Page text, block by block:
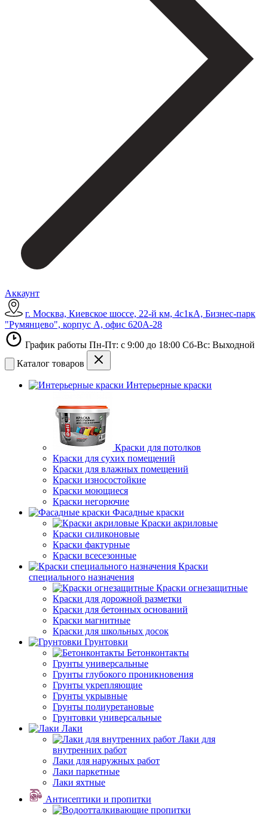
Аккаунт
г. Москва, Киевское шоссе, 22-й км, 4с1кА, Бизнес-парк
"Румянцево", корпус А, офис 620А-28
График работы Пн-Пт: с 9:00 до 18:00 Сб-Вс: Выходной
Каталог товаров
Интерьерные краски
Краски для потолков
Краски для сухих помещений
Краски для влажных помещений
Краски износостойкие
Краски моющиеся
Краски негорючие
Фасадные краски
Краски акриловые
Краски силиконовые
Краски фактурные
Краски всесезонные
Краски
специального назначения
Краски огнезащитные
Краски для дорожной разметки
Краски для бетонных оснований
Краски магнитные
Краски для школьных досок
Грунтовки
Бетонконтакты
Грунты универсальные
Грунты глубокого проникновения
Грунты укрепляющие
Грунты укрывные
Грунты полиуретановые
Грунтовки универсальные
Лаки
Лаки для
внутренних работ
Лаки для наружных работ
Лаки паркетные
Лаки яхтные
Антисептики и пропитки